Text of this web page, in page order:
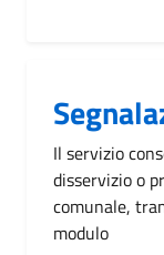
Il servizio
disservizio o
comunale,
modulo